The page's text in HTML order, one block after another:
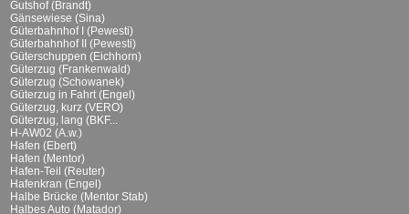
Gutshof (Brandt)
Gänsewiese (Sina)
Güterbahnhof I (Pewesti)
Güterbahnhof II (Pewesti)
Güterschuppen (Eichhorn)
Güterzug (Frankenwald)
Güterzug (Schowanek)
Güterzug in Fahrt (Engel)
Güterzug, kurz (VERO)
Güterzug, lang (BKF...
H-AW02 (A.w.)
Hafen (Ebert)
Hafen (Mentor)
Hafen-Teil (Reuter)
Hafenkran (Engel)
Halbe Brücke (Mentor Stab)
Halbes Auto (Matador)